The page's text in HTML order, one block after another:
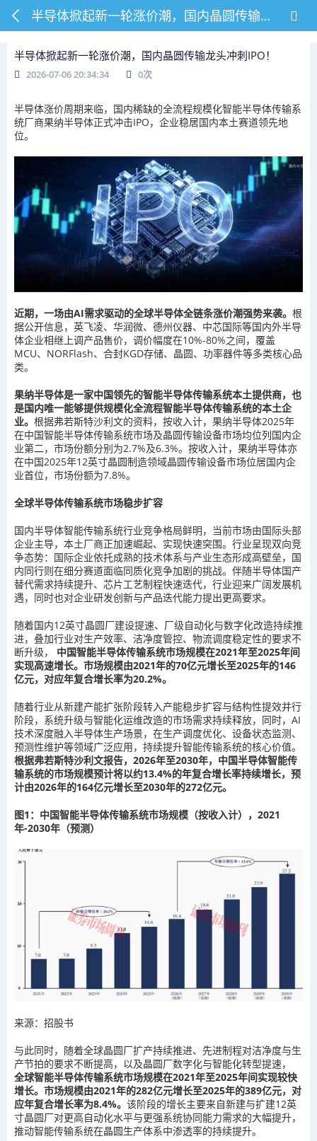
半导体掀起新一轮涨价潮，国内晶圆传输龙头冲刺IPO！
半导体掀起新一轮涨价潮，国内晶圆传输龙头冲刺IPO！
2026-07-06 20:34:34 0次
半导体涨价周期来临，国内稀缺的全流程规模化智能半导体传输系
统厂商果纳半导体正式冲击IPO，企业稳居国内本土赛道领先地
位。
近期，一场由AI需求驱动的全球半导体全链条涨价潮强势来袭。 根
据公开信息，英飞凌、华润微、德州仪器、中芯国际等国内外半导
体企业相继上调产品售价，调价幅度在10%-80%之间，覆盖
MCU、NORFlash、合封KGD存储、晶圆、功率器件等多类核心品
类。
果纳半导体是一家中国领先的智能半导体传输系统本土提供商，也
是国内唯一能够提供规模化全流程智能半导体传输系统的本土企
业。 根据弗若斯特沙利文的资料，按收入计，果纳半导体2025年
在中国智能半导体传输系统市场及晶圆传输设备市场均位列国内企
业第二，市场份额分别为2.7%及6.3%。按收入计，果纳半导体亦
在中国2025年12英寸晶圆制造领域晶圆传输设备市场位居国内企
业首位，市场份额为7.8%。
全球半导体传输系统市场稳步扩容
国内半导体智能传输系统行业竞争格局鲜明，当前市场由国际头部
企业主导，本土厂商正加速崛起、实现快速突围。行业呈现双向竞
争态势：国际企业依托成熟的技术体系与产业生态形成高壁垒，国
内同行则在细分赛道面临同质化竞争加剧的挑战。伴随半导体国产
替代需求持续提升、芯片工艺制程快速迭代，行业迎来广阔发展机
遇，同时也对企业研发创新与产品迭代能力提出更高要求。
随着国内12英寸晶圆厂建设提速、厂级自动化与数字化改造持续推
进，叠加行业对生产效率、洁净度管控、物流调度稳定性的要求不
断升级， 中国智能半导体传输系统市场规模在2021年至2025年间
实现高速增长。市场规模由2021年的70亿元增长至2025年的146
亿元，对应年复合增长率为20.2%。
随着行业从新建产能扩张阶段转入产能稳步扩容与结构性提效并行
阶段，系统升级与智能化运维改造的市场需求持续释放，同时，AI
技术深度融入半导体生产场景，在生产调度优化、设备状态监测、
预测性维护等领域广泛应用，持续提升智能传输系统的核心价值。
根据弗若斯特沙利文报告，2026年至2030年，中国半导体智能传
输系统的市场规模预计将以约13.4%的年复合增长率持续增长，预
计由2026年的164亿元增长至2030年的272亿元。
图1：中国智能半导体传输系统市场规模（按收入计），2021
年-2030年（预测）
来源：招股书
与此同时，随着全球晶圆厂扩产持续推进、先进制程对洁净度与生
产节拍的要求不断提高，以及晶圆厂数字化与智能化转型提速，
全球智能半导体传输系统市场规模在2021年至2025年间实现较快
增长。市场规模由2021年的282亿元增长至2025年的389亿元，对
应年复合增长率为8.4%。 该阶段的增长主要来自新建与扩建12英
寸晶圆厂对更高自动化水平与更强系统协同能力需求的大幅提升，
推动智能传输系统在晶圆生产体系中渗透率的持续提升。